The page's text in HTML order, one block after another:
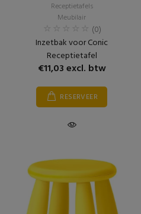
Receptietafels
Meubilair
(0)
Inzetbak voor Conic
Receptietafel
€11,03 excl. btw
RESERVEER